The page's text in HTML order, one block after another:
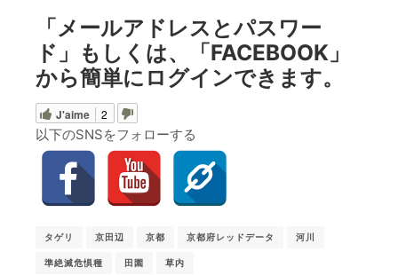
「メールアドレスとパスワー
ド」もしくは、「FACEBOOK」
から簡単にログインできます。
J'aime 2
以下のSNSをフォローする
タゲリ 京田辺 京都 京都府レッドデータ 河川
準絶滅危惧種 田園 草内